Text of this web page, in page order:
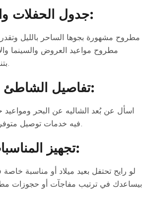
جدول الحفلات والكرنفالات:
مطروح مشهورة بجوها الساحر بالليل
مطروح مواعيد العروض والسينما
بتناسب الأطفال والكبار.
تفاصيل الشاطئ والخدمات:
اسأل عن بُعد الشاليه عن البحر
فيه خدمات توصيل متوفرة داخل المنتجع ولا لا.
تجهيز المناسبات الخاصة:
بيساعدك في ترتيب مفاجآت أو حجوزات